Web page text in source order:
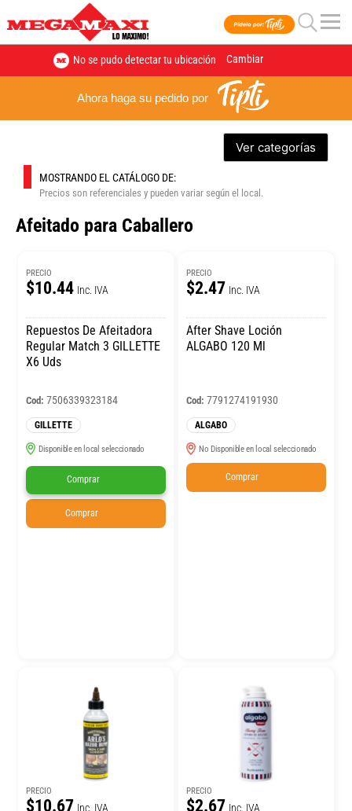
No se pudo detectar tu ubicación Cambiar
Ahora haga su pedido por
Ver categorías
MOSTRANDO EL CATÁLOGO DE:
Precios son referenciales y pueden variar según el local.
Afeitado para Caballero
PRECIO
$10.44 Inc. IVA
Repuestos De Afeitadora
Regular Match 3 GILLETTE
X6 Uds
Cod: 7506339323184
GILLETTE
Disponible en local seleccionado
Comprar
Comprar
PRECIO
$2.47 Inc. IVA
After Shave Loción
ALGABO 120 Ml
Cod: 7791274191930
ALGABO
No Disponible en local seleccionado
Comprar
PRECIO
$10.67 Inc. IVA
PRECIO
$2.67 Inc. IVA